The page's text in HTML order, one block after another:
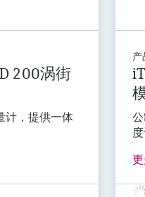
200涡街
计，提供一体
产